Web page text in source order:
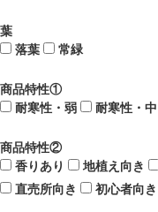
葉
落葉
常緑
商品特性①
耐寒性・弱
耐寒性・中
商品特性②
香りあり
地植え向き
直売所向き
初心者向き